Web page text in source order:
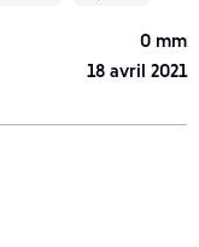
0 mm
18 avril 2021